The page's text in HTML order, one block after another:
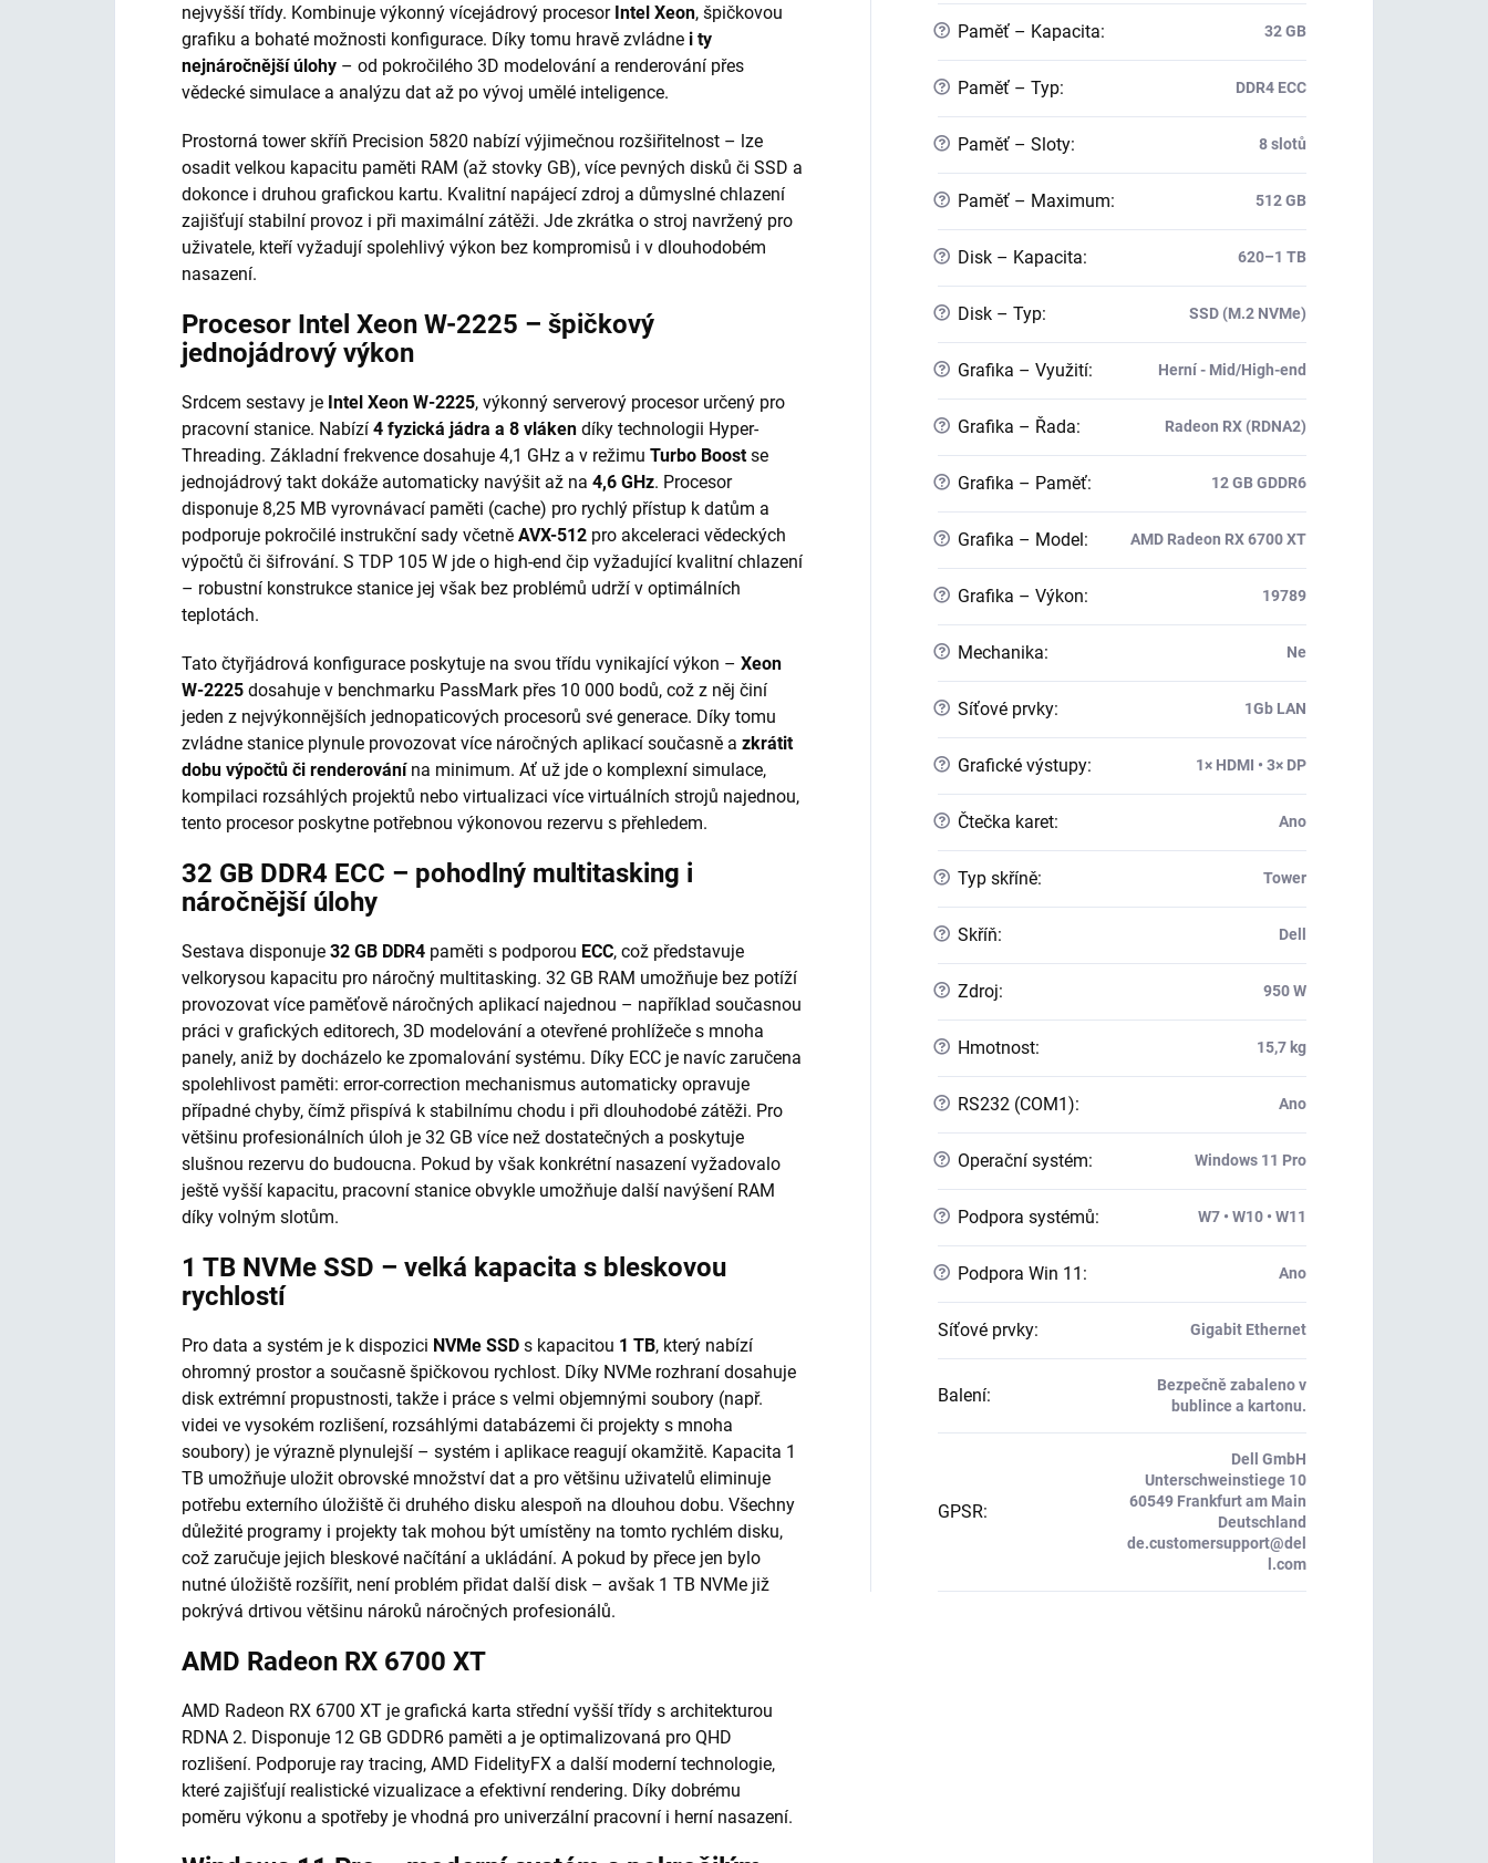
nejvyšší třídy. Kombinuje výkonný vícejádrový procesor Intel Xeon, špičkovou
grafiku a bohaté možnosti konfigurace. Díky tomu hravě zvládne i ty
nejnáročnější úlohy – od pokročilého 3D modelování a renderování přes
vědecké simulace a analýzu dat až po vývoj umělé inteligence.
Prostorná tower skříň Precision 5820 nabízí výjimečnou rozšiřitelnost – lze
osadit velkou kapacitu paměti RAM (až stovky GB), více pevných disků či SSD a
dokonce i druhou grafickou kartu. Kvalitní napájecí zdroj a důmyslné chlazení
zajišťují stabilní provoz i při maximální zátěži. Jde zkrátka o stroj navržený pro
uživatele, kteří vyžadují spolehlivý výkon bez kompromisů i v dlouhodobém
nasazení.
Procesor Intel Xeon W-2225 – špičkový
jednojádrový výkon
Srdcem sestavy je Intel Xeon W-2225, výkonný serverový procesor určený pro
pracovní stanice. Nabízí 4 fyzická jádra a 8 vláken díky technologii Hyper-
Threading. Základní frekvence dosahuje 4,1 GHz a v režimu Turbo Boostse
jednojádrový takt dokáže automaticky navýšit až na 4,6 GHz. Procesor
disponuje 8,25 MB vyrovnávací paměti (cache) pro rychlý přístup k datům a
podporuje pokročilé instrukční sady včetně AVX-512 pro akceleraci vědeckých
výpočtů či šifrování. S TDP 105 W jde o high-end čip vyžadující kvalitní chlazení
– robustní konstrukce stanice jej však bez problémů udrží v optimálních
teplotách.
Tato čtyřjádrová konfigurace poskytuje na svou třídu vynikající výkon – Xeon
W-2225 dosahuje v benchmarku PassMark přes 10 000 bodů, což z něj činí
jeden z nejvýkonnějších jednopaticových procesorů své generace. Díky tomu
zvládne stanice plynule provozovat více náročných aplikací současně a zkrátit
dobu výpočtů či renderovánína minimum. Ať už jde o komplexní simulace,
kompilaci rozsáhlých projek­tů nebo virtualizaci více virtuálních strojů najednou,
tento procesor poskytne potřebnou výkonovou rezervu s přehledem.
32 GB DDR4 ECC – pohodlný multitasking i
náročnější úlohy
Sestava disponuje 32 GB DDR4 paměti s podporou ECC, což představuje
velkorysou kapacitu pro náročný multitasking. 32 GB RAM umožňuje bez potíží
provozovat více paměťově náročných aplikací najednou – například současnou
práci v grafických editorech, 3D modelování a otevřené prohlížeče s mnoha
panely, aniž by docházelo ke zpomalování systému. Díky ECC je navíc zaručena
spolehlivost paměti: error-correction mechanismus automaticky opravuje
případné chyby, čímž přispívá k stabilnímu chodu i při dlouhodobé zátěži. Pro
většinu profesionálních úloh je 32 GB více než dostatečných a poskytuje
slušnou rezervu do budoucna. Pokud by však konkrétní nasazení vyžadovalo
ještě vyšší kapacitu, pracovní stanice obvykle umožňuje další navýšení RAM
díky volným slotům.
1 TB NVMe SSD – velká kapacita s bleskovou
rychlostí
Pro data a systém je k dispozici NVMe SSD s kapacitou 1 TB, který nabízí
ohromný prostor a současně špičkovou rychlost. Díky NVMe rozhraní dosahuje
disk extrémní propustnosti, takže i práce s velmi objemnými soubory (např.
videi ve vysokém rozlišení, rozsáhlými databázemi či projekty s mnoha
soubory) je výrazně plynulejší – systém i aplikace reagují okamžitě. Kapacita 1
TB umožňuje uložit obrovské množství dat a pro většinu uživatelů eliminuje
potřebu externího úložiště či druhého disku alespoň na dlouhou dobu. Všechny
důležité programy i projekty tak mohou být umístěny na tomto rychlém disku,
což zaručuje jejich bleskové načítání a ukládání. A pokud by přece jen bylo
nutné úložiště rozšířit, není problém přidat další disk – avšak 1 TB NVMe již
pokrývá drtivou většinu nároků náročných profesionálů.
AMD Radeon RX 6700 XT
AMD Radeon RX 6700 XT je grafická karta střední vyšší třídy s architekturou
RDNA 2. Disponuje 12 GB GDDR6 paměti a je optimalizovaná pro QHD
rozlišení. Podporuje ray tracing, AMD FidelityFX a další moderní technologie,
které zajišťují realistické vizualizace a efektivní rendering. Díky dobrému
poměru výkonu a spotřeby je vhodná pro univerzální pracovní i herní nasazení.
? Paměť – Kapacita: 32 GB
? Paměť – Typ: DDR4 ECC
? Paměť – Sloty: 8 slotů
? Paměť – Maximum: 512 GB
? Disk – Kapacita: 620–1 TB
? Disk – Typ: SSD (M.2 NVMe)
? Grafika – Využití: Herní - Mid/High-end
? Grafika – Řada: Radeon RX (RDNA2)
? Grafika – Paměť: 12 GB GDDR6
? Grafika – Model : AMD Radeon RX 6700 XT
? Grafika – Výkon: 19789
? Mechanika: Ne
? Síťové prvky: 1Gb LAN
? Grafické výstupy: 1× HDMI • 3× DP
? Čtečka karet: Ano
? Typ skříně: Tower
? Skříň: Dell
? Zdroj: 950 W
? Hmotnost: 15,7 kg
? RS232 (COM1): Ano
? Operační systém: Windows 11 Pro
? Podpora systémů: W7 • W10 • W11
? Podpora Win 11 : Ano
Síťové prvky: Gigabit Ethernet
Balení:
Bezpečně zabaleno v
bublince a kartonu.
GPSR:
Dell GmbH
Unterschweinstiege 10
60549 Frankfurt am Main
Deutschland
de.customersupport@del
l.com